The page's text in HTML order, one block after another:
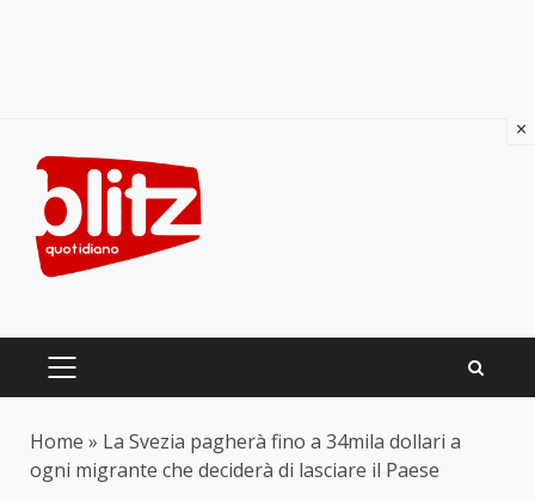
content
PRIMARY
Home » La Svezia pagherà fino a 34mila dollari a
ogni migrante che deciderà di lasciare il Paese
×